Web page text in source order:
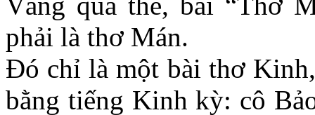
phải là thơ Mán.
Đó chỉ là một bài thơ
bằng tiếng Kinh kỳ: cô